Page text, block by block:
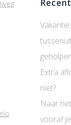
Extra
niet?
Naar
vooraf